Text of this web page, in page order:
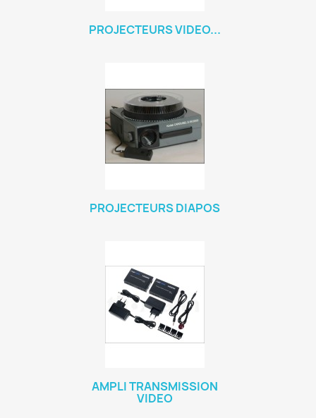
PROJECTEURS VIDEO...
PROJECTEURS DIAPOS
AMPLI TRANSMISSION
VIDEO